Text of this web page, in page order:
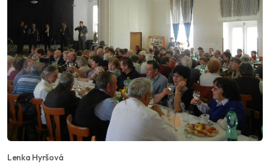
Lenka Hyršová